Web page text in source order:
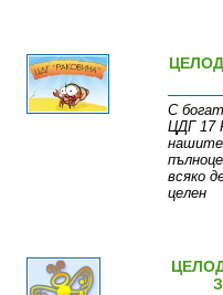
С
ЦДГ 17
нашите
всяко
целен